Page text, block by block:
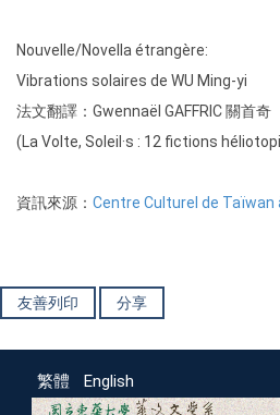
Nouvelle/Novella étrangère:
Vibrations solaires de WU Ming-yi
法文翻譯：Gwennaël GAFFRIC 關首奇
(La Volte, Soleil·s : 12 fictions
資訊來源： Centre Culturel de Taïwan
友善列印 分享
繁體 English